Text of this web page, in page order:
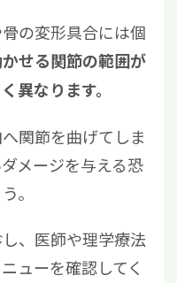
の変形具合には個
せる関節の範囲が
異なります。
関節を曲げてしま
メージを与える恐
。
、医師や理学療法
ューを確認してく